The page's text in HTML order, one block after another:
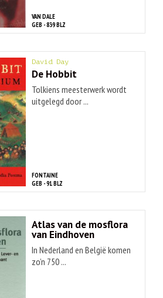
VAN DALE
GEB - 839 BLZ
David Day
De Hobbit
Tolkiens meesterwerk wordt
uitgelegd door ...
FONTAINE
GEB - 91 BLZ
Atlas van de mosflora
van Eindhoven
In Nederland en België komen
zo’n 750 ...